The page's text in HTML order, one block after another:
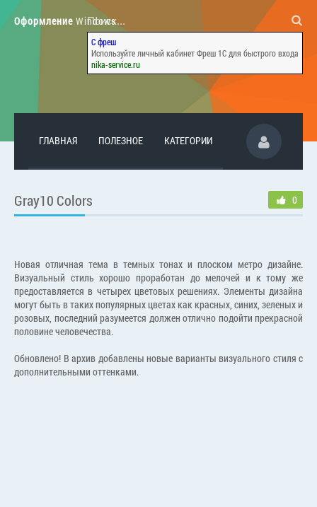
Оформление Windows
С фреш
Используйте личный кабинет Фреш 1С для быстрого входа
nika-service.ru
ГЛАВНАЯ ПОЛЕЗНОЕ КАТЕГОРИИ
Gray10 Colors 0
Новая отличная тема в темных тонах и плоском метро дизайне.
Визуальный стиль хорошо проработан до мелочей и к тому же
предоставляется в четырех цветовых решениях. Элементы дизайна
могут быть в таких популярных цветах как красных, синих, зеленых и
розовых, последний разумеется должен отлично подойти прекрасной
половине человечества.
Обновлено! В архив добавлены новые варианты визуального стиля с
дополнительными оттенками.